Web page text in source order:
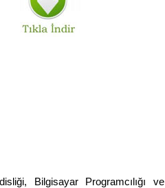
Bilgisayar Programcılığı ve